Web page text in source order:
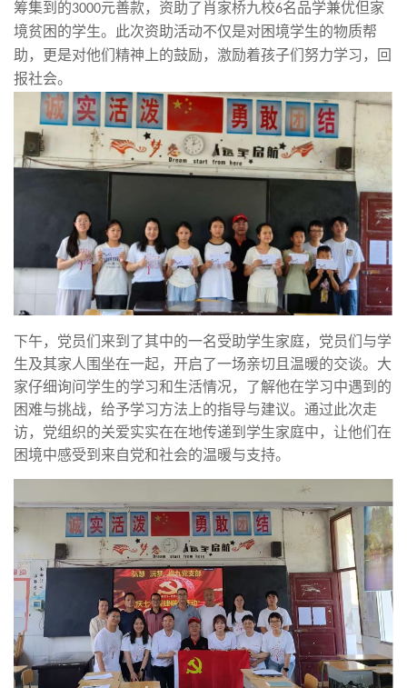
筹集到的3000元善款，资助了肖家桥九校6名品学兼优但家
境贫困的学生。此次资助活动不仅是对困境学生的物质帮
助，更是对他们精神上的鼓励，激励着孩子们努力学习，回
报社会。
下午，党员们来到了其中的一名受助学生家庭，党员们与学
生及其家人围坐在一起，开启了一场亲切且温暖的交谈。大
家仔细询问学生的学习和生活情况，了解他在学习中遇到的
困难与挑战，给予学习方法上的指导与建议。通过此次走
访，党组织的关爱实实在在地传递到学生家庭中，让他们在
困境中感受到来自党和社会的温暖与支持。